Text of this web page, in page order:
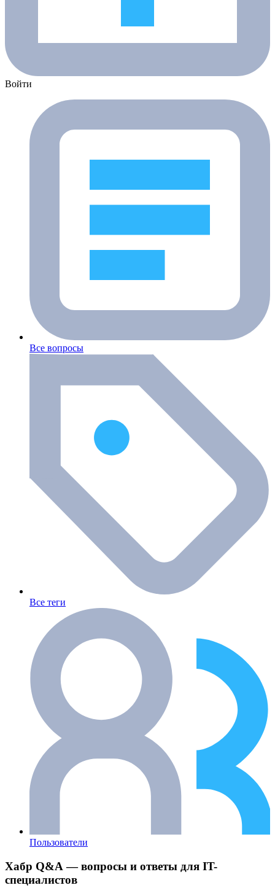
Войти
Все вопросы
Все теги
Пользователи
Хабр Q&A — вопросы и ответы для IT-
специалистов